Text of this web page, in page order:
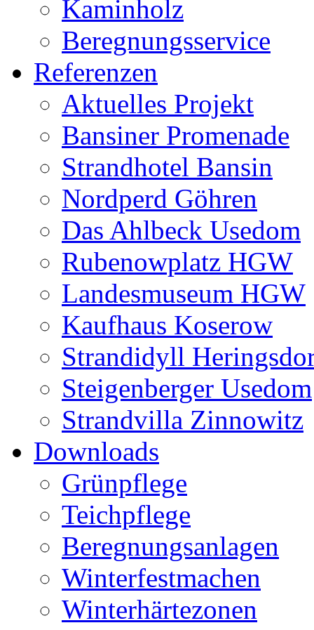
Kaminholz
Beregnungsservice
Referenzen
Aktuelles Projekt
Bansiner Promenade
Strandhotel Bansin
Nordperd Göhren
Das Ahlbeck Usedom
Rubenowplatz HGW
Landesmuseum HGW
Kaufhaus Koserow
Strandidyll
Steigenberger Usedom
Strandvilla Zinnowitz
Downloads
Grünpflege
Teichpflege
Beregnungsanlagen
Winterfestmachen
Winterhärtezonen